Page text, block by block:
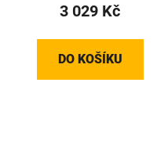
3 029 Kč
DO KOŠÍKU